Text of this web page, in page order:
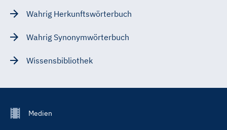
Wahrig Herkunftswörterbuch
Wahrig Synonymwörterbuch
Wissensbibliothek
FooterMedien